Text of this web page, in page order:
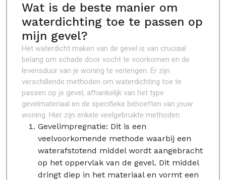
Wat is de beste manier om
waterdichting toe te passen op
mijn gevel?
Het waterdicht maken van de gevel is van cruciaal
belang om schade door vocht te voorkomen en de
levensduur van je woning te verlengen. Er zijn
verschillende methoden om waterdichting toe te
passen op je gevel, afhankelijk van het type
gevelmateriaal en de specifieke behoeften van jouw
woning. Hier zijn enkele veelgebruikte methoden:
Gevelimpregnatie: Dit is een
veelvoorkomende methode waarbij een
waterafstotend middel wordt aangebracht
op het oppervlak van de gevel. Dit middel
dringt diep in het materiaal en vormt een